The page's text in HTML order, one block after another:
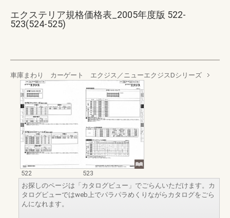
エクステリア規格価格表_2005年度版 522-
523(524-525)
車庫まわり カーゲート エクジス／ニューエクジスDシリーズ
522
523
お探しのページは「カタログビュー」でごらんいただけます。カ
タログビューではweb上でパラパラめくりながらカタログをごら
んになれます。